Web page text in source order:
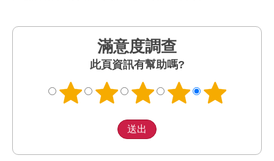
滿意度調查
此頁資訊有幫助嗎?